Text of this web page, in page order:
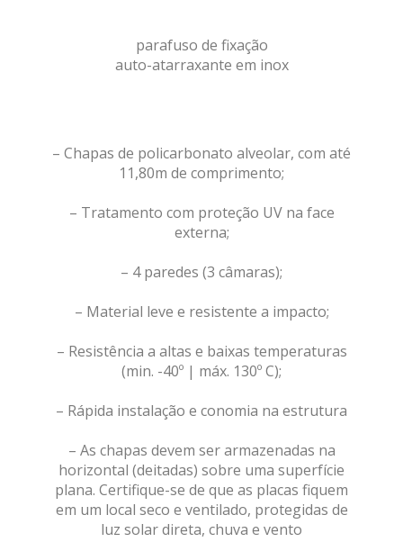
parafuso de fixação
auto-atarraxante em inox
– Chapas de policarbonato alveolar, com até
11,80m de comprimento;
– Tratamento com proteção UV na face
externa;
– 4 paredes (3 câmaras);
– Material leve e resistente a impacto;
– Resistência a altas e baixas temperaturas
(min. -40º | máx. 130º C);
– Rápida instalação e conomia na estrutura
– As chapas devem ser armazenadas na
horizontal (deitadas) sobre uma superfície
plana. Certifique-se de que as placas fiquem
em um local seco e ventilado, protegidas de
luz solar direta, chuva e vento